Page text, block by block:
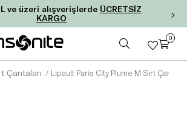
ve üzeri alışverişlerde ÜCRETSİZ
KARGO
0
Çantaları Lipault Paris City Plume M Sırt Çantası